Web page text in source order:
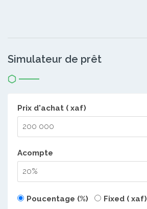
Simulateur de prêt
Prix d'achat ( xaf)
Acompte
Poucentage (%) Fixed ( xaf)